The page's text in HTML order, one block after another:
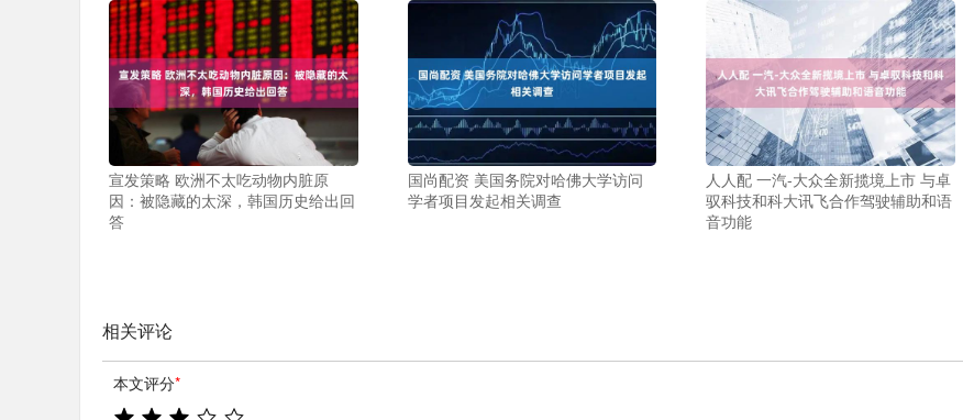
宣发策略 欧洲不太吃动物内脏原
因：被隐藏的太深，韩国历史给出回
答
国尚配资 美国务院对哈佛大学访问
学者项目发起相关调查
人人配 一汽-大众全新揽境上市 与卓
驭科技和科大讯飞合作驾驶辅助和语
音功能
相关评论
本文评分*